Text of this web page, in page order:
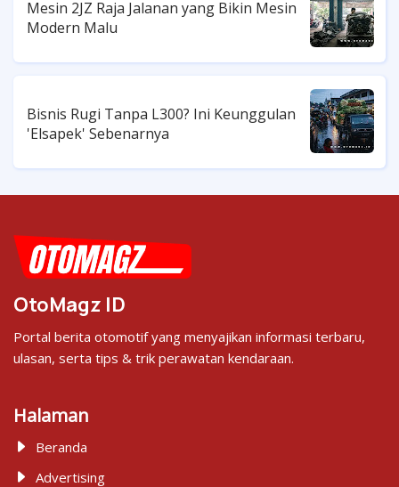
Mesin 2JZ Raja Jalanan yang Bikin Mesin
Modern Malu
Bisnis Rugi Tanpa L300? Ini Keunggulan
'Elsapek' Sebenarnya
OtoMagz ID
Portal berita otomotif yang menyajikan informasi terbaru,
ulasan, serta tips & trik perawatan kendaraan.
Halaman
Beranda
Advertising